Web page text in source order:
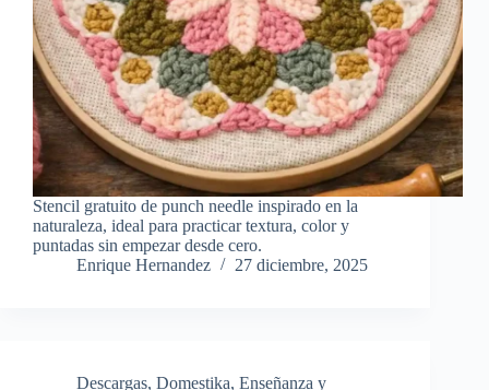
Stencil gratuito de punch needle inspirado en la
naturaleza, ideal para practicar textura, color y
puntadas sin empezar desde cero.
Enrique Hernandez
27 diciembre, 2025
Descargas, Domestika, Enseñanza y